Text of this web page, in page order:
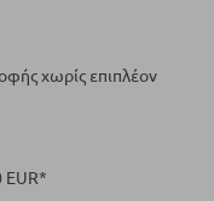
χωρίς επιπλέον
EUR*